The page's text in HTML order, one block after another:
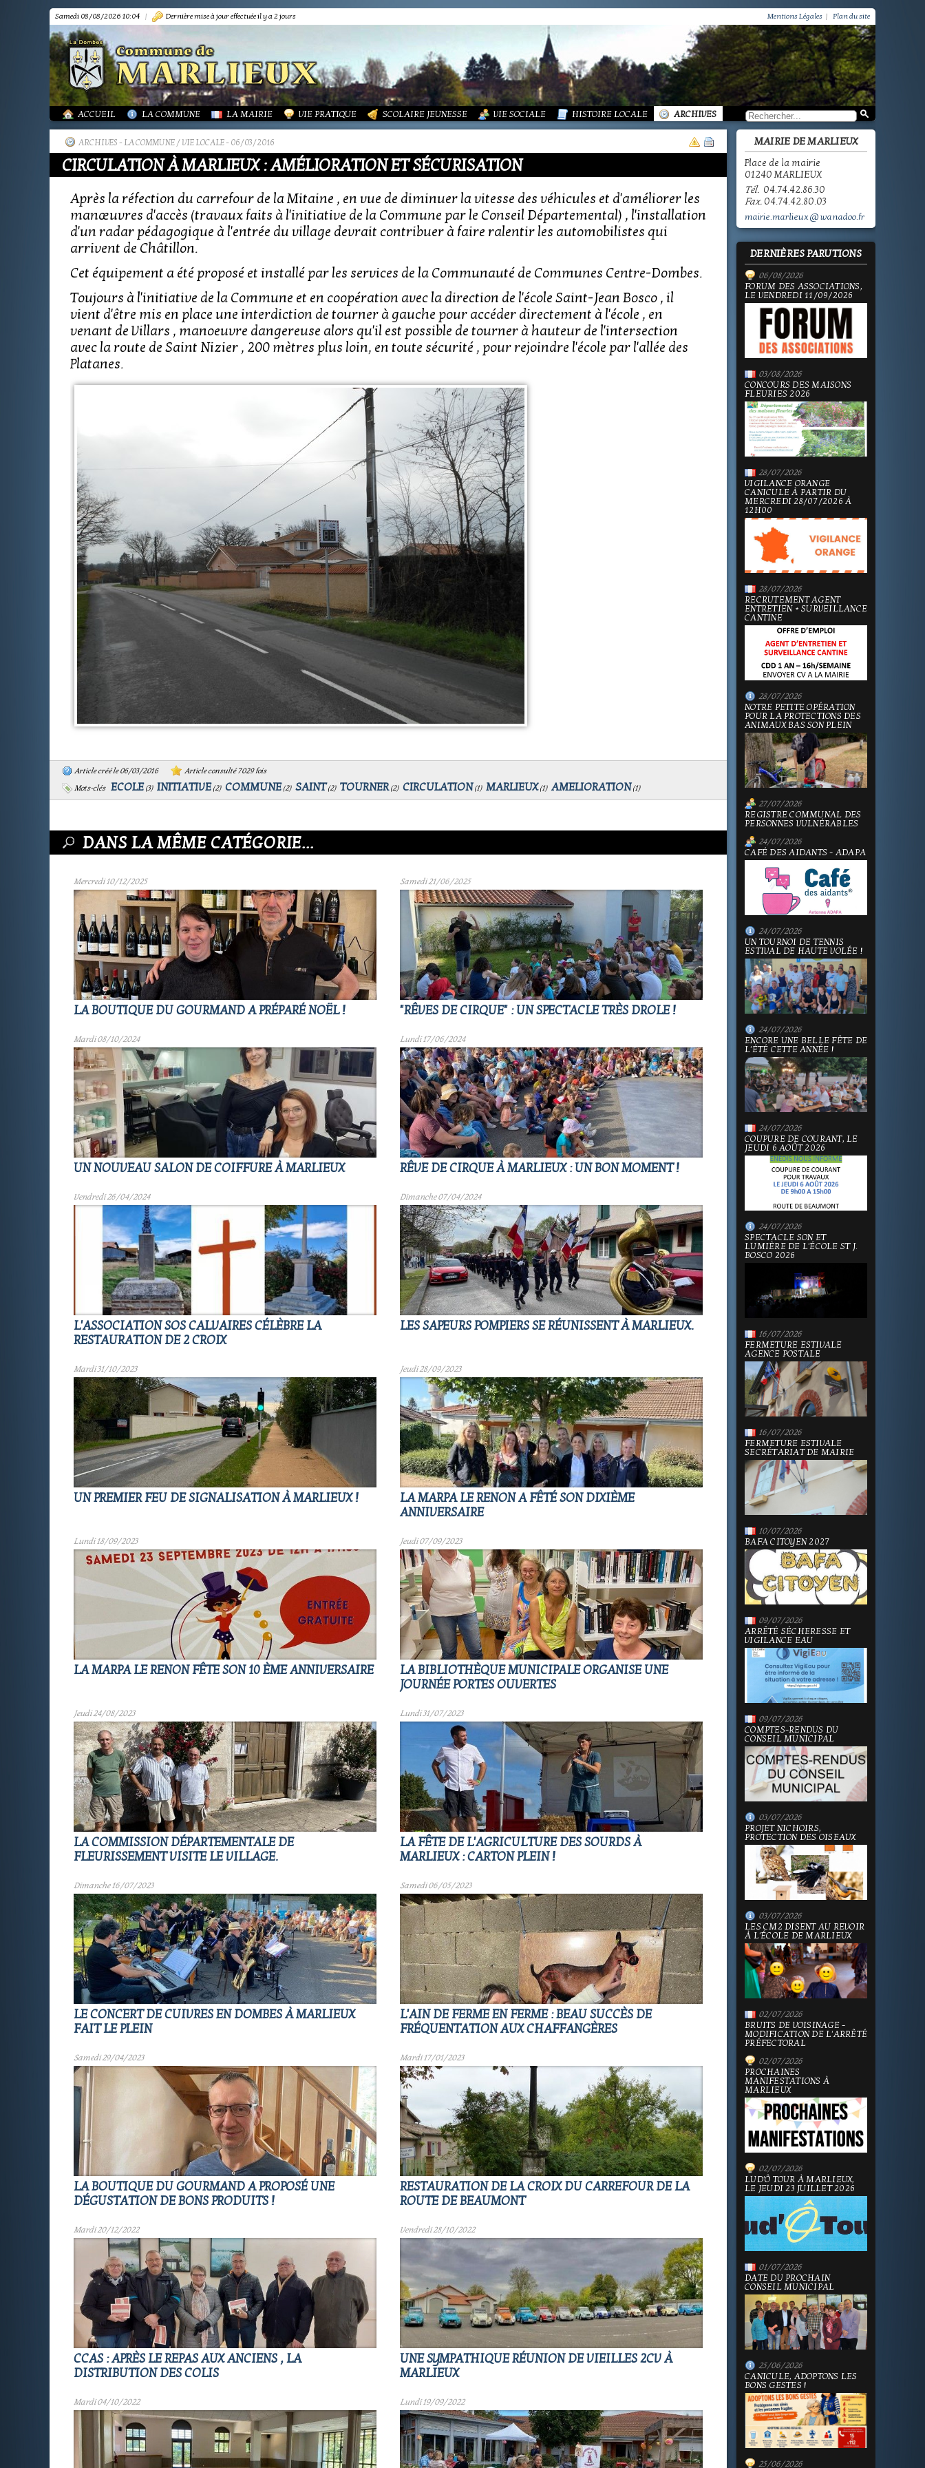
Samedi 08/08/2026 10:04 | Dernière mise à jour effectuée il y a 2 jours Mentions Légales | Plan du site
ACCUEIL LA COMMUNE LA MAIRIE VIE PRATIQUE SCOLAIRE JEUNESSE VIE SOCIALE HISTOIRE LOCALE ARCHIVES
ARCHIVES - LA COMMUNE / VIE LOCALE- 06/03/2016
CIRCULATION À MARLIEUX : AMÉLIORATION ET SÉCURISATION
Après la réfection du carrefour de la Mitaine , en vue de diminuer la vitesse des véhicules et d'améliorer les
manœuvres d'accès (travaux faits à l'initiative de la Commune par le Conseil Départemental) , l'installation
d'un radar pédagogique à l'entrée du village devrait contribuer à faire ralentir les automobilistes qui
arrivent de Châtillon.
Cet équipement a été proposé et installé par les services de la Communauté de Communes Centre-Dombes.
Toujours à l'initiative de la Commune et en coopération avec la direction de l'école Saint-Jean Bosco , il
vient d'être mis en place une interdiction de tourner à gauche pour accéder directement à l'école , en
venant de Villars , manoeuvre dangereuse alors qu'il est possible de tourner à hauteur de l'intersection
avec la route de Saint Nizier , 200 mètres plus loin, en toute sécurité , pour rejoindre l'école par l'allée des
Platanes.
Article créé le 06/03/2016
Article consulté 7029 fois
Mots-clés
ECOLE (3) INITIATIVE (2) COMMUNE (2) SAINT(2) TOURNER(2) CIRCULATION (1) MARLIEUX(1) AMELIORATION (1)
DANS LA MÊME CATÉGORIE...
Mercredi 10/12/2025
LA BOUTIQUE DU GOURMAND A PRÉPARÉ NOËL !
Samedi 21/06/2025
"RÊVES DE CIRQUE" : UN SPECTACLE TRÈS DROLE !
Mardi 08/10/2024
UN NOUVEAU SALON DE COIFFURE À MARLIEUX
Lundi 17/06/2024
RÊVE DE CIRQUE À MARLIEUX : UN BON MOMENT !
Vendredi 26/04/2024
L'ASSOCIATION SOS CALVAIRES CÉLÈBRE LA
RESTAURATION DE 2 CROIX
Dimanche 07/04/2024
LES SAPEURS POMPIERS SE RÉUNISSENT À MARLIEUX.
Mardi 31/10/2023
UN PREMIER FEU DE SIGNALISATION À MARLIEUX !
Jeudi 28/09/2023
LA MARPA LE RENON A FÊTÉ SON DIXIÈME
ANNIVERSAIRE
Lundi 18/09/2023
LA MARPA LE RENON FÊTE SON 10 ÈME ANNIVERSAIRE
Jeudi 07/09/2023
LA BIBLIOTHÈQUE MUNICIPALE ORGANISE UNE
JOURNÉE PORTES OUVERTES
Jeudi 24/08/2023
LA COMMISSION DÉPARTEMENTALE DE
FLEURISSEMENT VISITE LE VILLAGE.
Lundi 31/07/2023
LA FÊTE DE L'AGRICULTURE DES SOURDS À
MARLIEUX : CARTON PLEIN !
Dimanche 16/07/2023
LE CONCERT DE CUIVRES EN DOMBES À MARLIEUX
FAIT LE PLEIN
Samedi 06/05/2023
L'AIN DE FERME EN FERME : BEAU SUCCÈS DE
FRÉQUENTATION AUX CHAFFANGÈRES
Samedi 29/04/2023
LA BOUTIQUE DU GOURMAND A PROPOSÉ UNE
DÉGUSTATION DE BONS PRODUITS !
Mardi 17/01/2023
RESTAURATION DE LA CROIX DU CARREFOUR DE LA
ROUTE DE BEAUMONT
Mardi 20/12/2022
CCAS : APRÈS LE REPAS AUX ANCIENS , LA
DISTRIBUTION DES COLIS
Vendredi 28/10/2022
UNE SYMPATHIQUE RÉUNION DE VIEILLES 2CV À
MARLIEUX
Mardi 04/10/2022 Lundi 19/09/2022
MAIRIE DE MARLIEUX
Place de la mairie
01240 MARLIEUX
Tél. 04.74.42.86.30
Fax. 04.74.42.80.03
mairie.marlieux@wanadoo.fr
DERNIÈRES PARUTIONS
06/08/2026
FORUM DES ASSOCIATIONS,
LE VENDREDI 11/09/2026
03/08/2026
CONCOURS DES MAISONS
FLEURIES 2026
28/07/2026
VIGILANCE ORANGE
CANICULE À PARTIR DU
MERCREDI 28/07/2026 À
12H00
28/07/2026
RECRUTEMENT AGENT
ENTRETIEN + SURVEILLANCE
CANTINE
28/07/2026
NOTRE PETITE OPÉRATION
POUR LA PROTECTIONS DES
ANIMAUX BAS SON PLEIN
27/07/2026
REGISTRE COMMUNAL DES
PERSONNES VULNÉRABLES
24/07/2026
CAFÉ DES AIDANTS - ADAPA
24/07/2026
UN TOURNOI DE TENNIS
ESTIVAL DE HAUTE VOLÉE !
24/07/2026
ENCORE UNE BELLE FÊTE DE
L'ÉTÉ CETTE ANNÉE !
24/07/2026
COUPURE DE COURANT, LE
JEUDI 6 AOÛT 2026
24/07/2026
SPECTACLE SON ET
LUMIÈRE DE L'ÉCOLE ST J.
BOSCO 2026
16/07/2026
FERMETURE ESTIVALE
AGENCE POSTALE
16/07/2026
FERMETURE ESTIVALE
SECRÉTARIAT DE MAIRIE
10/07/2026
BAFA CITOYEN 2027
09/07/2026
ARRÊTÉ SÉCHERESSE ET
VIGILANCE EAU
09/07/2026
COMPTES-RENDUS DU
CONSEIL MUNICIPAL
03/07/2026
PROJET NICHOIRS,
PROTECTION DES OISEAUX
03/07/2026
LES CM2 DISENT AU REVOIR
À L'ÉCOLE DE MARLIEUX
02/07/2026
BRUITS DE VOISINAGE -
MODIFICATION DE L'ARRÊTÉ
PRÉFECTORAL
02/07/2026
PROCHAINES
MANIFESTATIONS À
MARLIEUX
02/07/2026
LUD'Ô TOUR À MARLIEUX,
LE JEUDI 23 JUILLET 2026
01/07/2026
DATE DU PROCHAIN
CONSEIL MUNICIPAL
25/06/2026
CANICULE, ADOPTONS LES
BONS GESTES !
25/06/2026
PRÉSENTATION
TOURISME-COMMERCES-ARTISANS
MARPA LE RENON
VIE LOCALE
ACTUALITÉS
BIBLIOTHÈQUE
PLAN LOCAL URBANISME (PLU)
LES ANNONCES DE LA MAIRIE
PUBLICATIONS
ORDURES MÉNAGÈRES ET ASSAINISSEMENT
ASSOCIATIONS
LA VIE DES ASSOCIATIONS
GROUPEMENT PAROISSIAL
ECOLE PUBLIQUE - INFORMATIONS
PÔLE ENFANCE
ECOLE PRIVÉE
ACTION SOCIALE
LA PETITE HISTOIRE DE MARLIEUX
PHOTOS DE MARLIEUX
SCOLAIRE JEUNESSE / INFORMATIONS
SCOLAIRE JEUNESSE / ECOLE PUBLIQUE - INFORMATIONS
SCOLAIRE JEUNESSE / PÔLE ENFANCE
SCOLAIRE JEUNESSE / ECOLE PRIVÉE
VIE SOCIALE / ACTION SOCIALE
/ ECOLE PUBLIQUE - INFORMATIONS
/ LA VIE DES ASSOCIATIONS
/ VIE LOCALE